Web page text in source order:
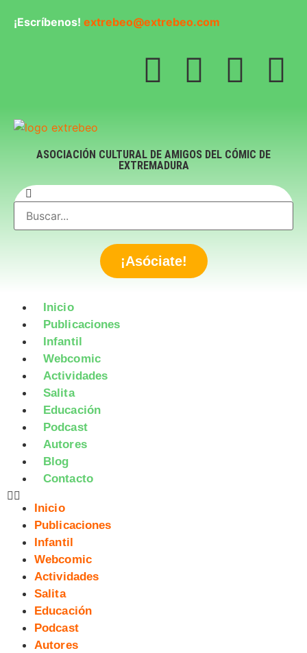
¡Escríbenos! extrebeo@extrebeo.com
ASOCIACIÓN CULTURAL DE AMIGOS DEL CÓMIC DE
EXTREMADURA
¡Asóciate!
Inicio
Publicaciones
Infantil
Webcomic
Actividades
Salita
Educación
Podcast
Autores
Blog
Contacto
Inicio
Publicaciones
Infantil
Webcomic
Actividades
Salita
Educación
Podcast
Autores